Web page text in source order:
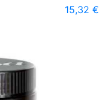
15,32 €